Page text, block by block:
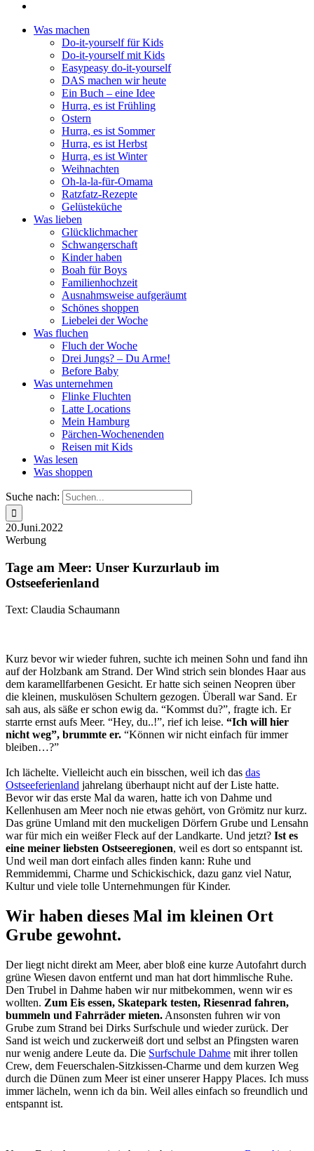
Was machen
Do-it-yourself für Kids
Do-it-yourself mit Kids
Easypeasy do-it-yourself
DAS machen wir heute
Ein Buch – eine Idee
Hurra, es ist Frühling
Ostern
Hurra, es ist Sommer
Hurra, es ist Herbst
Hurra, es ist Winter
Weihnachten
Oh-la-la-für-Omama
Ratzfatz-Rezepte
Gelüsteküche
Was lieben
Glücklichmacher
Schwangerschaft
Kinder haben
Boah für Boys
Familienhochzeit
Ausnahmsweise aufgeräumt
Schönes shoppen
Liebelei der Woche
Was fluchen
Fluch der Woche
Drei Jungs? – Du Arme!
Before Baby
Was unternehmen
Flinke Fluchten
Latte Locations
Mein Hamburg
Pärchen-Wochenenden
Reisen mit Kids
Was lesen
Was shoppen
Suche nach:
20.Juni.2022
Werbung
Tage am Meer: Unser Kurzurlaub im
Ostseeferienland
Text: Claudia Schaumann
Kurz bevor wir wieder fuhren, suchte ich meinen Sohn und fand ihn
auf der Holzbank am Strand. Der Wind strich sein blondes Haar aus
dem karamellfarbenen Gesicht. Er hatte sich seinen Neopren über
die kleinen, muskulösen Schultern gezogen. Überall war Sand. Er
sah aus, als säße er schon ewig da. “Kommst du?”, fragte ich. Er
starrte ernst aufs Meer. “Hey, du..!”, rief ich leise. “Ich will hier
nicht weg”, brummte er. “Können wir nicht einfach für immer
bleiben…?”
Ich lächelte. Vielleicht auch ein bisschen, weil ich das das
Ostseeferienland jahrelang überhaupt nicht auf der Liste hatte.
Bevor wir das erste Mal da waren, hatte ich von Dahme und
Kellenhusen am Meer noch nie etwas gehört, von Grömitz nur kurz.
Das grüne Umland mit den muckeligen Dörfern Grube und Lensahn
war für mich ein weißer Fleck auf der Landkarte. Und jetzt? Ist es
eine meiner liebsten Ostseeregionen, weil es dort so entspannt ist.
Und weil man dort einfach alles finden kann: Ruhe und
Remmidemmi, Charme und Schickischick, dazu ganz viel Natur,
Kultur und viele tolle Unternehmungen für Kinder.
Wir haben dieses Mal im kleinen Ort
Grube gewohnt.
Der liegt nicht direkt am Meer, aber bloß eine kurze Autofahrt durch
grüne Wiesen davon entfernt und man hat dort himmlische Ruhe.
Den Trubel in Dahme haben wir nur mitbekommen, wenn wir es
wollten. Zum Eis essen, Skatepark testen, Riesenrad fahren,
bummeln und Fahrräder mieten. Ansonsten fuhren wir von
Grube zum Strand bei Dirks Surfschule und wieder zurück. Der
Sand ist weich und zuckerweiß dort und selbst an Pfingsten waren
nur wenig andere Leute da. Die Surfschule Dahme mit ihrer tollen
Crew, dem Feuerschalen-Sitzkissen-Charme und dem kurzen Weg
durch die Dünen zum Meer ist einer unserer Happy Places. Ich muss
immer lächeln, wenn ich da bin. Weil alles einfach so freundlich und
entspannt ist.